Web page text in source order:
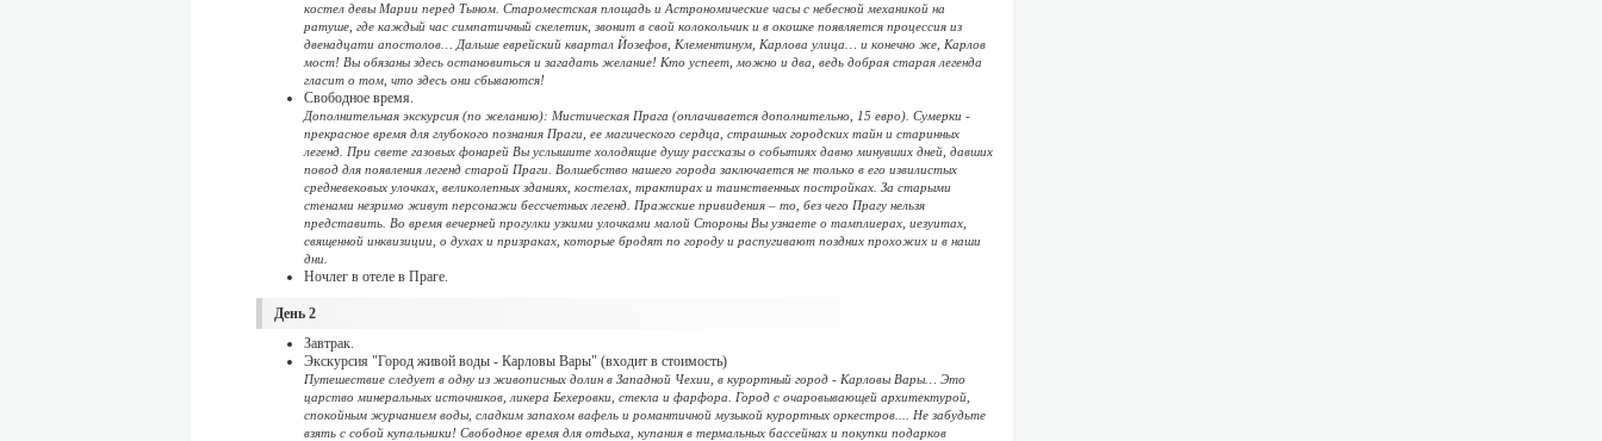
костел девы Марии перед Тыном. Староместская площадь и Астрономические часы с небесной механикой на
ратуше, где каждый час симпатичный скелетик, звонит в свой колокольчик и в окошке появляется процессия из
двенадцати апостолов… Дальше еврейский квартал Йозефов, Клементинум, Карлова улица… и конечно же, Карлов
мост! Вы обязаны здесь остановиться и загадать желание! Кто успеет, можно и два, ведь добрая старая легенда
гласит о том, что здесь они сбываются!
Свободное время.
Дополнительная экскурсия (по желанию): Мистическая Прага (оплачивается дополнительно, 15 евро). Сумерки -
прекрасное время для глубокого познания Праги, ее магического сердца, страшных городских тайн и старинных
легенд. При свете газовых фонарей Вы услышите холодящие душу рассказы о событиях давно минувших дней, давших
повод для появления легенд старой Праги. Волшебство нашего города заключается не только в его извилистых
средневековых улочках, великолепных зданиях, костелах, трактирах и таинственных постройках. За старыми
стенами незримо живут персонажи бессчетных легенд. Пражские привидения – то, без чего Прагу нельзя
представить. Во время вечерней прогулки узкими улочками малой Стороны Вы узнаете о тамплиерах, иезуитах,
священной инквизиции, о духах и призраках, которые бродят по городу и распугивают поздних прохожих и в наши
дни.
Ночлег в отеле в Праге.
День 2
Завтрак.
Экскурсия "Город живой воды - Карловы Вары" (входит в стоимость)
Путешествие следует в одну из живописных долин в Западной Чехии, в курортный город - Карловы Вары… Это
царство минеральных источников, ликера Бехеровки, стекла и фарфора. Город с очаровывающей архитектурой,
спокойным журчанием воды, сладким запахом вафель и романтичной музыкой курортных оркестров.... Не забудьте
взять с собой купальники! Свободное время для отдыха, купания в термальных бассейнах и покупки подарков